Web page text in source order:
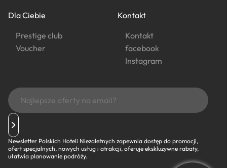
Dla Ciebie
Prestige club
Voucher
Kontakt
Kontakt
facebook
Instagram
Newsletter Polskich Hoteli Niezależnych zapewnia dostęp do promocji,
ofert specjalnych, nowych usług i atrakcji, oferuje ekskluzywne rabaty,
ułatwia planowanie podróży.